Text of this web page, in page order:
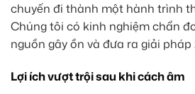
chuyến đi thành một hành trình
Chúng tôi có kinh nghiệm chẩn
nguồn gây ồn và đưa ra giải pháp
Lợi ích vượt trội sau khi cách âm